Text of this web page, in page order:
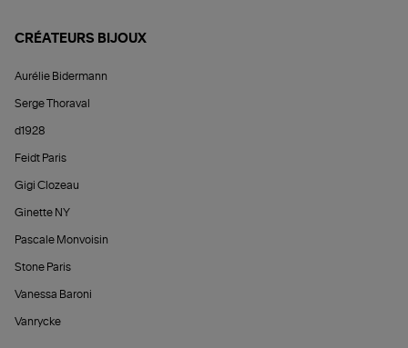
CRÉATEURS BIJOUX
Aurélie Bidermann
Serge Thoraval
d1928
Feidt Paris
Gigi Clozeau
Ginette NY
Pascale Monvoisin
Stone Paris
Vanessa Baroni
Vanrycke